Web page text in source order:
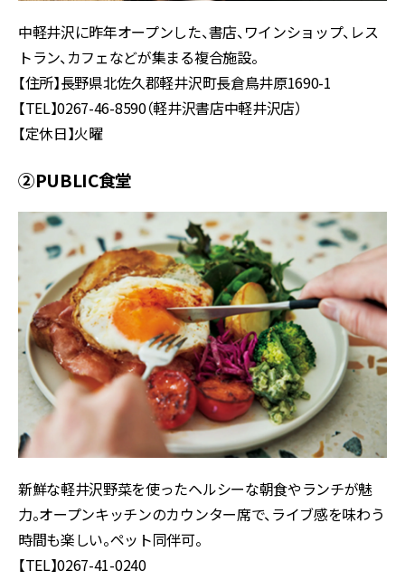
中軽井沢に昨年オープンした、書店、ワインショップ、レス
トラン、カフェなどが集まる複合施設。
【住所】長野県北佐久郡軽井沢町長倉鳥井原1690-1
【TEL】0267-46-8590（軽井沢書店中軽井沢店）
【定休日】火曜
②PUBLIC食堂
新鮮な軽井沢野菜を使ったヘルシーな朝食やランチが魅
力。オープンキッチンのカウンター席で、ライブ感を味わう
時間も楽しい。ペット同伴可。
【TEL】0267-41-0240